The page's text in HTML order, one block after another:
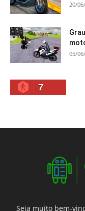
20/
05/
7
Seja muito bem-